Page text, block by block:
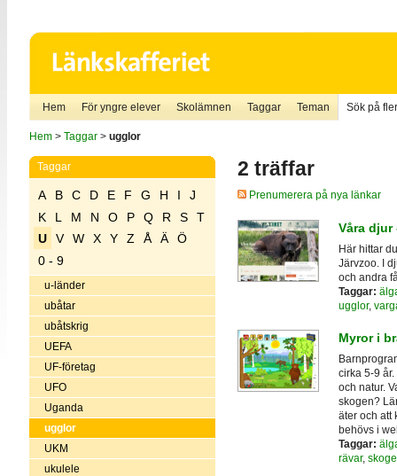
Hem För yngre elever Skolämnen Taggar Teman Sök på
Hem> Taggar> ugglor
Taggar
A B C D E F G H I
J
K
L M N O P Q R S
T
U
V W X Y Z Å Ä
Ö
0 - 9
u-länder
ubåtar
ubåtskrig
UEFA
UF-företag
UFO
Uganda
ugglor
UKM
ukulele
2 träffar
Prenumerera på nya länkar
Våra djur
Här hittar
Järvzoo. I
och andra
Taggar:
ugglor,
Myror i
cirka 5-9
och natur.
skogen?
äter och att
behövs i
Taggar:
rävar,